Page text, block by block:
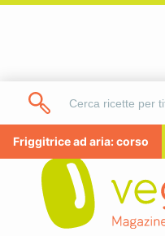
Friggitrice ad aria: corso